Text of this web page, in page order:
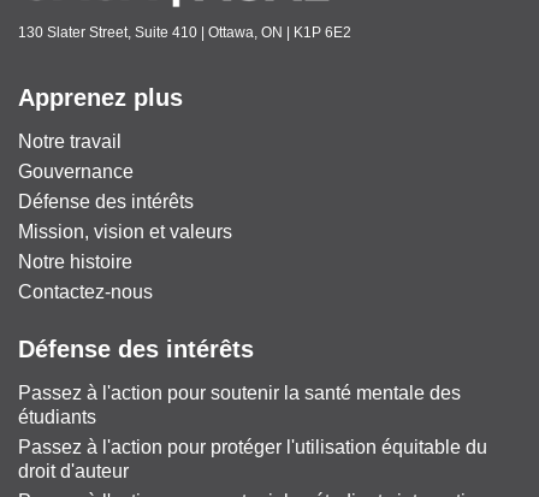
130 Slater Street, Suite 410 | Ottawa, ON | K1P 6E2
Apprenez plus
Notre travail
Gouvernance
Défense des intérêts
Mission, vision et valeurs
Notre histoire
Contactez-nous
Défense des intérêts
Passez à l'action pour soutenir la santé mentale des
étudiants
Passez à l'action pour protéger l'utilisation équitable du
droit d'auteur